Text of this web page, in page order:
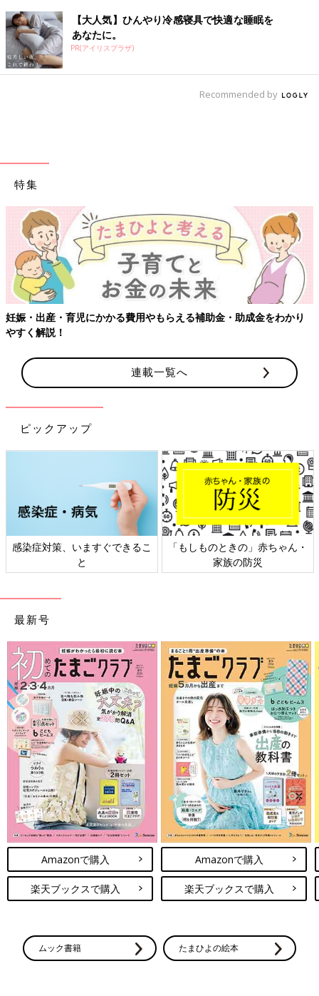
【大人気】ひんやり冷感寝具で快適な睡眠を
あなたに。
PR(アイリスプラザ)
Recommended by
特集
【ワクチン接種できるものも】妊婦の感染症対策、知っておいて
連載一覧へ
ピックアップ
・
日本外来小児科学会リーフレッ
ト検討会
六星占術 細木かおりさんの
相談
最新号
Amazonで購入
楽天ブックスで購入
Amazonで購入
楽天ブックスで購入
ムック書籍 たまひよの絵本